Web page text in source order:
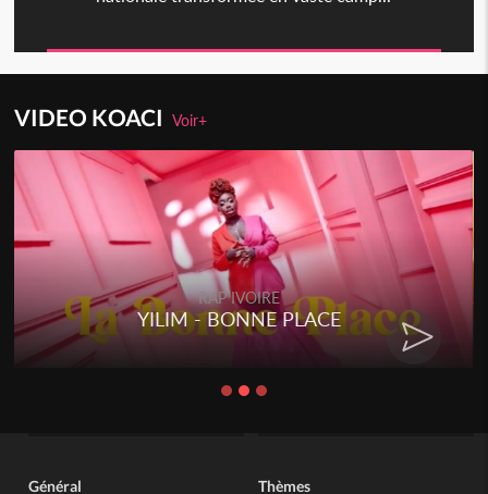
VIDEO KOACIVoir+
RAP IVOIRE
YILIM - BONNE PLACE
Général Thèmes